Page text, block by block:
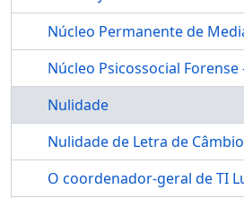
Nulidade
Nulidade de Letra de Câmbio